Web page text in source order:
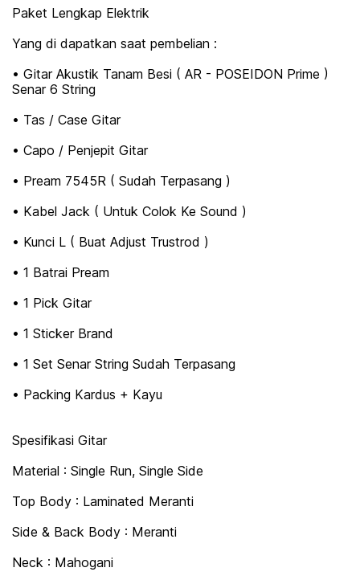
Paket Lengkap Elektrik
Yang di dapatkan saat pembelian :
• Gitar Akustik Tanam Besi ( AR - POSEIDON Prime )
Senar 6 String
• Tas / Case Gitar
• Capo / Penjepit Gitar
• Pream 7545R ( Sudah Terpasang )
• Kabel Jack ( Untuk Colok Ke Sound )
• Kunci L ( Buat Adjust Trustrod )
• 1 Batrai Pream
• 1 Pick Gitar
• 1 Sticker Brand
• 1 Set Senar String Sudah Terpasang
• Packing Kardus + Kayu
Spesifikasi Gitar
Material : Single Run, Single Side
Top Body : Laminated Meranti
Side & Back Body : Meranti
Neck : Mahogani